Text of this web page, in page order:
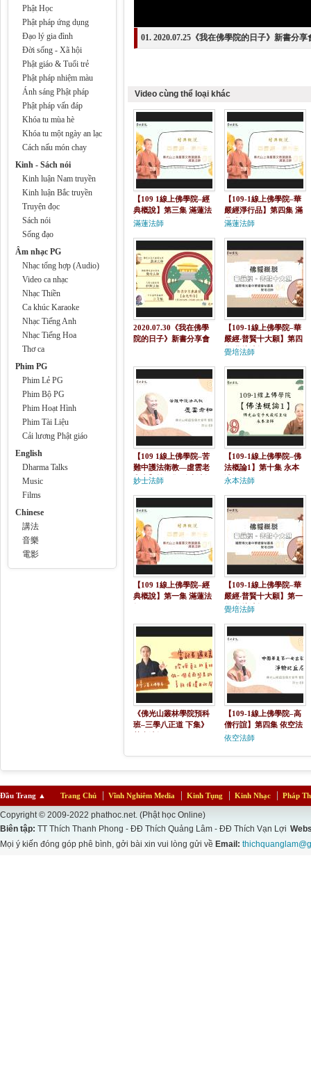
Phật Học
Phật pháp ứng dụng
Đạo lý gia đình
Đời sống - Xã hội
Phật giáo & Tuổi trẻ
Phật pháp nhiệm màu
Ánh sáng Phật pháp
Phật pháp vấn đáp
Khóa tu mùa hè
Khóa tu một ngày an lạc
Cách nấu món chay
Kinh - Sách nói
Kinh luận Nam truyền
Kinh luận Bắc truyền
Truyện đọc
Sách nói
Sống đạo
Âm nhạc PG
Nhạc tổng hợp (Audio)
Video ca nhạc
Nhạc Thiền
Ca khúc Karaoke
Nhạc Tiếng Anh
Nhạc Tiếng Hoa
Thơ ca
Phim PG
Phim Lẻ PG
Phim Bộ PG
Phim Hoạt Hình
Phim Tài Liệu
Cải lương Phật giáo
English
Dharma Talks
Music
Films
Chinese
講法
音樂
電影
01. 2020.07.25《我在佛學院的日子》新書分享
Video cùng thể loại khác
【109 1線上佛學院–經
典概說】第三集 滿蓮法
師
滿蓮法師
【109-1線上佛學院–華
嚴經淨行品】第四集 滿
蓮法師
滿蓮法師
2020.07.30《我在佛學
院的日子》新書分享會
【109-1線上佛學院–華
嚴經‧普賢十大願】第四
集 覺培法師
覺培法師
【109 1線上佛學院–苦
難中護法衛教—虛雲老
和尚】第二集 妙士法師
妙士法師
【109-1線上佛學院–佛
法概論1】第十集 永本
法師
永本法師
【109 1線上佛學院–經
典概說】第一集 滿蓮法
【109-1線上佛學院–華
嚴經‧普賢十大願】第一
集 覺培法師
覺培法師
《佛光山叢林學院預科
班–三學八正道 下集》
【109-1線上佛學院–高
僧行誼】第四集 依空法
師
依空法師
Đầu Trang ▲ Trang Chủ Vĩnh Nghiêm Media Kinh Tụng Kinh Nhạc Pháp
Copyright © 2009-2022 phathoc.net. (Phật học Online)
Biên tập: TT Thích Thanh Phong - ĐĐ Thích Quảng Lâm - ĐĐ Thích Vạn Lợi
Mọi ý kiến đóng góp phê bình, gởi bài xin vui lòng gửi về Email: